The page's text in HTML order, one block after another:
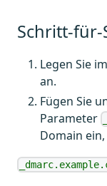
Schritt-
Legen Sie
an.
Fügen Sie
Parameter
Domain